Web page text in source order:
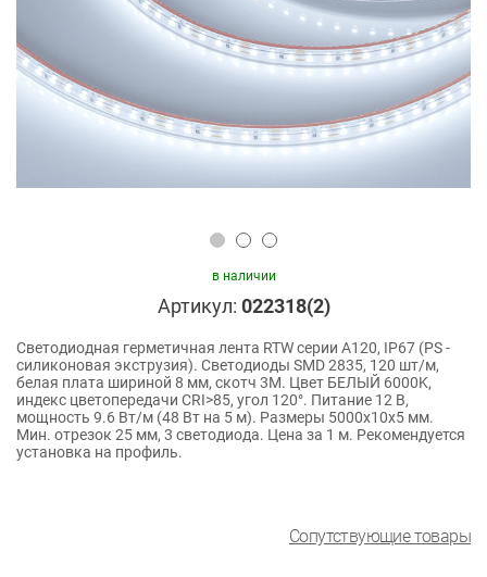
в наличии
Артикул: 022318(2)
Светодиодная герметичная лента RTW серии A120, IP67 (PS -
силиконовая экструзия). Светодиоды SMD 2835, 120 шт/м,
белая плата шириной 8 мм, скотч 3M. Цвет БЕЛЫЙ 6000K,
индекс цветопередачи CRI>85, угол 120°. Питание 12 В,
мощность 9.6 Вт/м (48 Вт на 5 м). Размеры 5000x10x5 мм.
Мин. отрезок 25 мм, 3 светодиода. Цена за 1 м. Рекомендуется
установка на профиль.
Сопутствующие товары